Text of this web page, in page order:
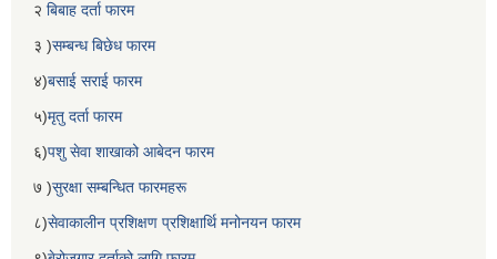
२ बिबाह दर्ता फारम
३ )सम्बन्ध बिछेध फारम
४)बसाई सराई फारम
५)मृतु दर्ता फारम
६)पशु सेवा शाखाको आबेदन फारम
७ )सुरक्षा सम्बन्धित फारमहरू
८)सेवाकालीन प्रशिक्षण प्रशिक्षार्थि मनोनयन फारम